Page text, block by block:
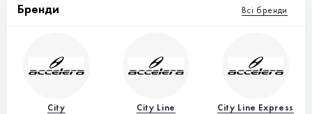
Бренди Всі бренди
City City Line City Line Express